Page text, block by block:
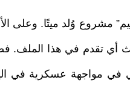
مشروع وُلد ميتًا. وعلى
تقدم في هذا الملف.
في مواجهة عسكرية في